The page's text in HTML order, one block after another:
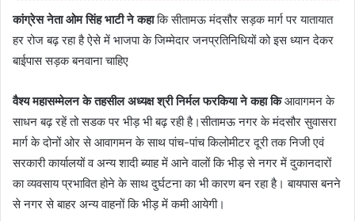
कांग्रेस नेता ओम सिंह भाटी ने कहाकि सीतामऊ मंदसौर सड़क मार्ग पर यातायात
हर रोज बढ़ रहा है ऐसे में भाजपा के जिम्मेदार जनप्रतिनिधियों को इस ध्यान देकर
बाईपास सड़क बनवाना चाहिए
वैश्य महासम्मेलन के तहसील अध्यक्ष श्री निर्मल फरकिया ने कहा किआवागमन के
साधन बढ़ रहें तो सडक पर भीड़ भी बढ़ रही है।सीतामऊ नगर के मंदसौर सुवासरा
मार्ग के दोनों ओर से आवागमन के साथ पांच-पांच किलोमीटर दूरी तक निजी एवं
सरकारी कार्यालयों व अन्य शादी ब्याह में आने वालों कि भीड़ से नगर में दुकानदारों
का व्यवसाय प्रभावित होने के साथ दुर्घटना का भी कारण बन रहा है। बायपास बनने
से नगर से बाहर अन्य वाहनों कि भीड़ में कमी आयेगी।